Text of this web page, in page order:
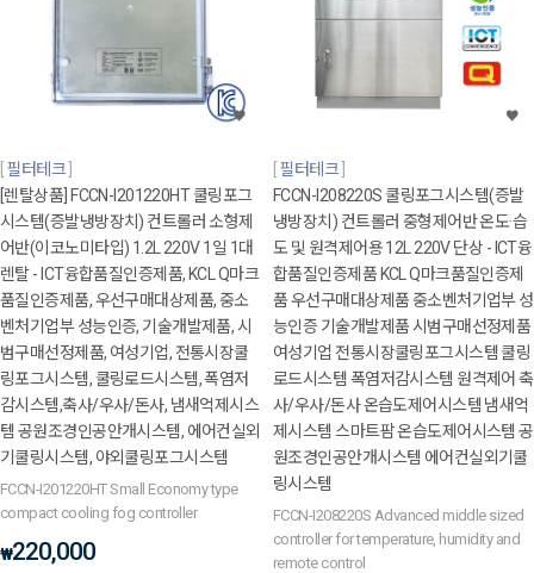
필터테크
[렌탈상품] FCCN-I201220HT 쿨링포그
시스템(증발냉방장치) 컨트롤러 소형제
어반(이코노미타입) 1.2L 220V 1일 1대
렌탈 - ICT융합품질인증제품, KCL Q마크
품질인증제품, 우선구매대상제품, 중소
벤처기업부 성능인증, 기술개발제품, 시
범구매선정제품, 여성기업, 전통시장쿨
링포그시스템, 쿨링로드시스템, 폭염저
감시스템,축사/우사/돈사, 냄새억제시스
템 공원조경인공안개시스템, 에어컨실외
기쿨링시스템, 야외쿨링포그시스템
FCCN-I201220HT Small Economy type
compact cooling fog controller
₩220,000
필터테크
FCCN-I208220S 쿨링포그시스템(증발
냉방장치) 컨트롤러 중형제어반 온도·습
도 및 원격제어용 12L 220V 단상 - ICT융
합품질인증제품 KCL Q마크품질인증제
품 우선구매대상제품 중소벤처기업부 성
능인증 기술개발제품 시범구매선정제품
여성기업 전통시장쿨링포그시스템 쿨링
로드시스템 폭염저감시스템 원격제어 축
사/우사/돈사 온습도제어시스템 냄새억
제시스템 스마트팜 온습도제어시스템 공
원조경인공안개시스템 에어컨실외기쿨
링시스템
FCCN-I208220S Advanced middle sized
controller for temperature, humidity and
remote control